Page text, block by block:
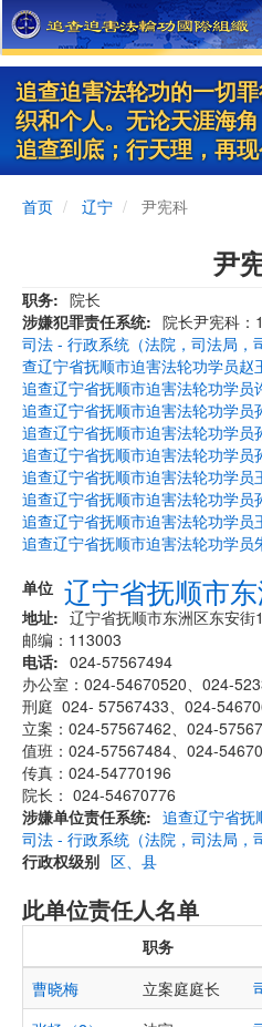
Skip
to
main
content
追查迫害法轮功的一切
织和个人。无论天涯海
追查到底；行天理，再现
首页 辽宁 尹宪科
尹
职务
院长
涉嫌犯罪责任系统
司法 - 行政系统（法院，司法局，
院长尹宪科：
查辽宁省抚顺市迫害法轮功学员赵
追查辽宁省抚顺市迫害法轮功学员
追查辽宁省抚顺市迫害法轮功学员
追查辽宁省抚顺市迫害法轮功学员
追查辽宁省抚顺市迫害法轮功学员
追查辽宁省抚顺市迫害法轮功学员
追查辽宁省抚顺市迫害法轮功学员
追查辽宁省抚顺市迫害法轮功学员
追查辽宁省抚顺市迫害法轮功学员
单位 辽宁省抚顺市
地址
辽宁省抚顺市东洲区东安
邮编：113003
电话
024-57567494
办公室：024-54670520、024-
刑庭 024- 57567433、024-
立案：024-57567462、024-
值班：024-57567484、024-
传真：024-54770196
院长： 024-54670776
涉嫌单位责任系统
司法 - 行政系统（法院，司法局，
追查辽宁省抚
行政权级别 区、县
此单位责任人名单
职务
曹晓梅
立案庭庭长